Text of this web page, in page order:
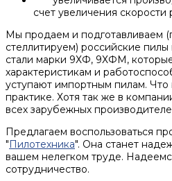
счет увеличения скорости
Мы продаем и подготавливаем
стеллитируем) российские
стали мapки 9ХФ, 9ХФМ,
характеристикам и
уступают импортным пилам. Что
практике. Хотя так же в
всех зарубежных
Предлагаем воспользоваться
"Пилотехника". Она станет
вашем нелегком труде.
сотрудничество.